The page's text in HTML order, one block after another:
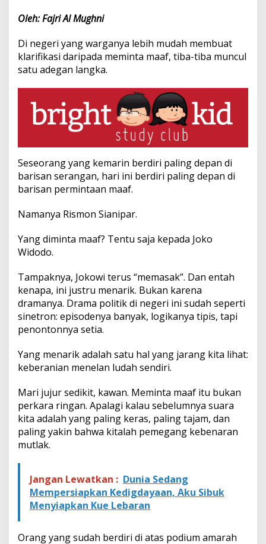
Oleh: Fajri Al Mughni
Di negeri yang warganya lebih mudah membuat
klarifikasi daripada meminta maaf, tiba-tiba muncul
satu adegan langka.
Seseorang yang kemarin berdiri paling depan di
barisan serangan, hari ini berdiri paling depan di
barisan permintaan maaf.
Namanya Rismon Sianipar.
Yang diminta maaf? Tentu saja kepada Joko
Widodo.
Tampaknya, Jokowi terus “memasak”. Dan entah
kenapa, ini justru menarik. Bukan karena
dramanya. Drama politik di negeri ini sudah seperti
sinetron: episodenya banyak, logikanya tipis, tapi
penontonnya setia.
Yang menarik adalah satu hal yang jarang kita lihat:
keberanian menelan ludah sendiri.
Mari jujur sedikit, kawan. Meminta maaf itu bukan
perkara ringan. Apalagi kalau sebelumnya suara
kita adalah yang paling keras, paling tajam, dan
paling yakin bahwa kitalah pemegang kebenaran
mutlak.
Jangan Lewatkan : Dunia Sedang
Mempersiapkan Kedigdayaan, Aku Sibuk
Menyiapkan Kue Lebaran
Orang yang sudah berdiri di atas podium amarah